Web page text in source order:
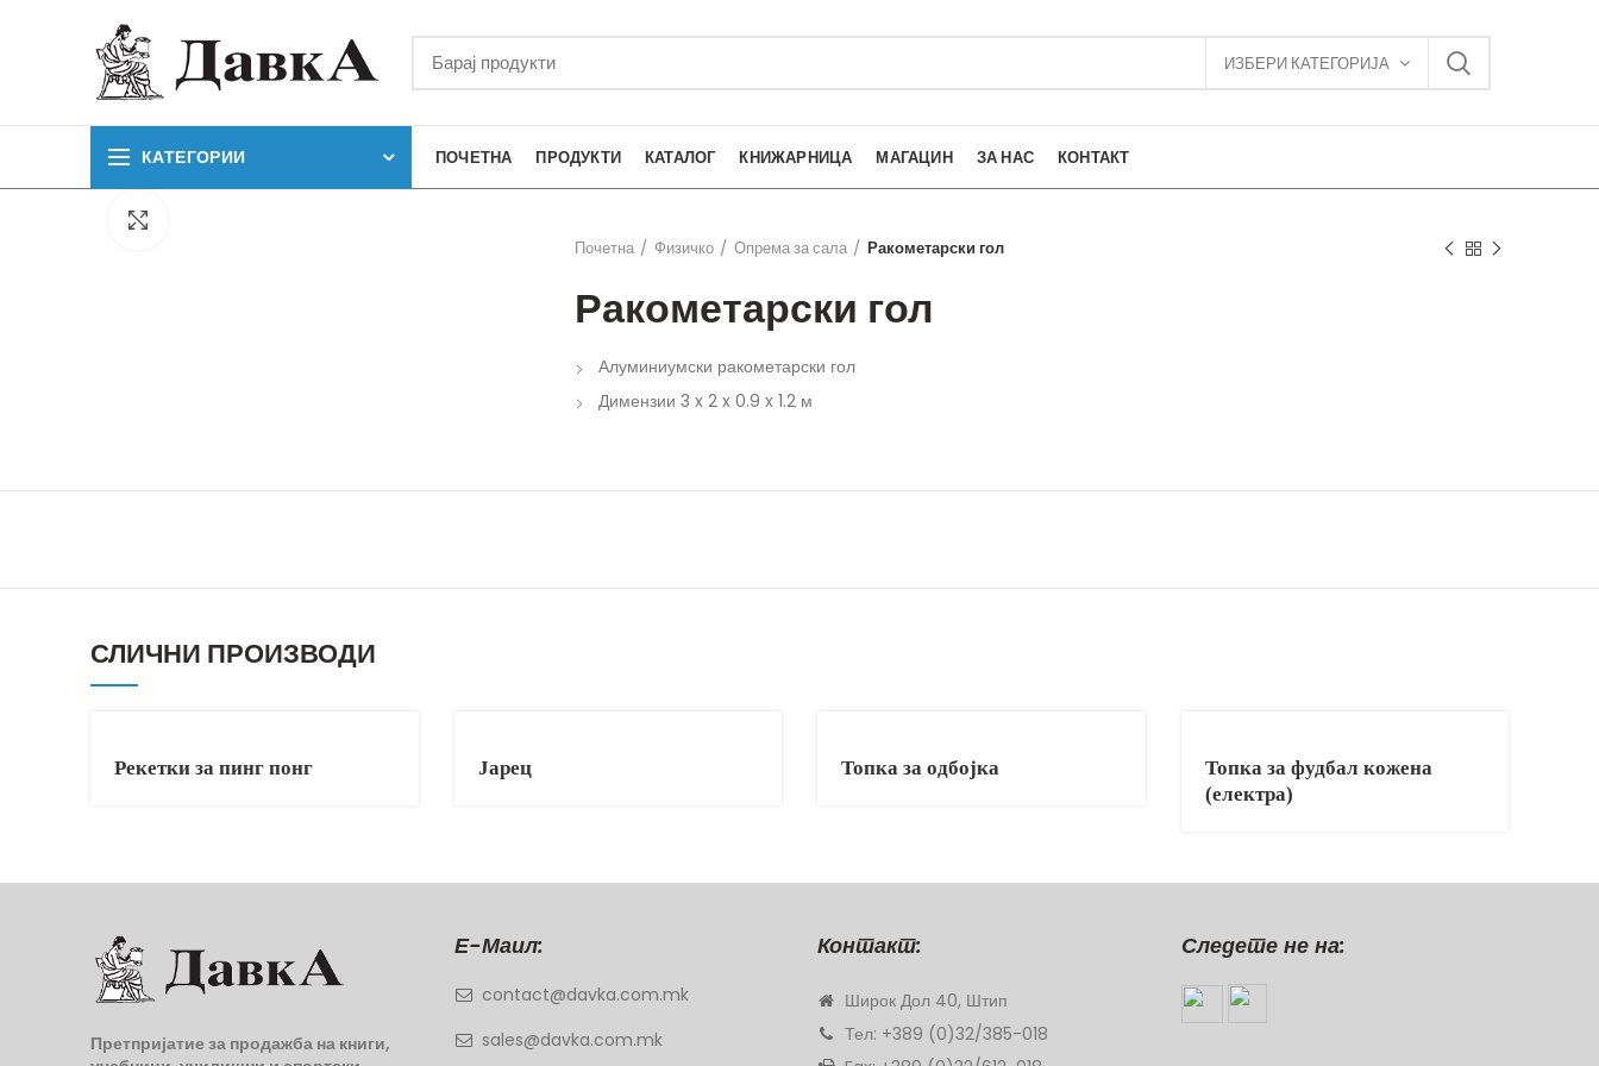
ИЗБЕРИ КАТЕГОРИЈА
КАТЕГОРИИ ПОЧЕТНА ПРОДУКТИ КАТАЛОГ КНИЖАРНИЦА МАГАЦИН ЗА НАС КОНТАКТ
Почетна
Физичко Опрема за сала Ракометарски гол
Ракометарски гол
Алуминиумски ракометарски гол
Димензии 3 x 2 x 0.9 x 1.2 м
СЛИЧНИ ПРОИЗВОДИ
Рекетки за пинг понг Јарец Топка за одбојка
Топка за фудбал кожена
(електра)
Претпријатие за продажба на книги,
Е-Маил:
contact@davka.com.mk
sales@davka.com.mk
Контакт:
Широк Дол 40, Штип
Тел: +389 (0)32/385-018
Следете не на: